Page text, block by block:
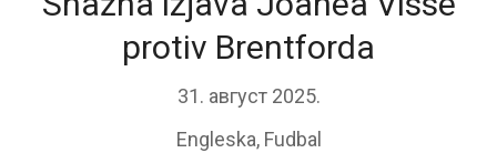
protiv Brentforda
31. август 2025.
Engleska, Fudbal